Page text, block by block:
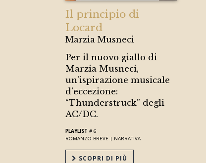
Il principio di
Locard
Marzia Musneci
Per il nuovo giallo di
Marzia Musneci,
un’ispirazione musicale
d’eccezione:
“Thunderstruck” degli
AC/DC.
PLAYLIST # 6
ROMANZO BREVE | NARRATIVA
SCOPRI DI PIÙ